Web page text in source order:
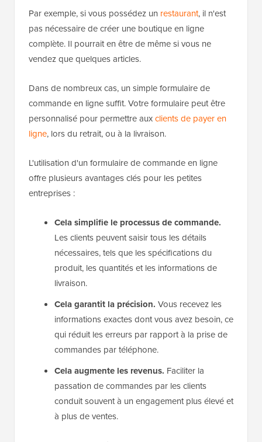
Par exemple, si vous possédez un restaurant, il n'est
pas nécessaire de créer une boutique en ligne
complète. Il pourrait en être de même si vous ne
vendez que quelques articles.
Dans de nombreux cas, un simple formulaire de
commande en ligne suffit. Votre formulaire peut être
personnalisé pour permettre auxclients de payer en
ligne, lors du retrait, ou à la livraison.
L'utilisation d'un formulaire de commande en ligne
offre plusieurs avantages clés pour les petites
entreprises :
Cela simplifie le processus de commande.
Les clients peuvent saisir tous les détails
nécessaires, tels que les spécifications du
produit, les quantités et les informations de
livraison.
Cela garantit la précision. Vous recevez les
informations exactes dont vous avez besoin, ce
qui réduit les erreurs par rapport à la prise de
commandes par téléphone.
Cela augmente les revenus. Faciliter la
passation de commandes par les clients
conduit souvent à un engagement plus élevé et
à plus de ventes.